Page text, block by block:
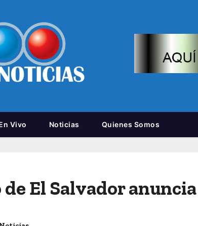
Vivo Noticias Quienes Somos
El Salvador